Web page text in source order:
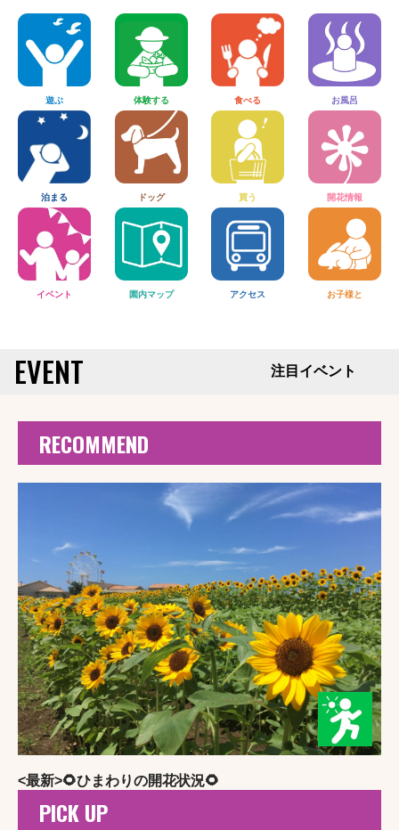
2026.07.09 14:00
10万本のヒマワリの絶景と500発の花火でブチアガ
る！一日中遊び尽くせる夏限定の大型イベント『ブチ
アゲSUMMER！2026 SOLEIL』を7月17日(金)から開
催。
2026.06.18 14:00
【日本最大級】約6,000㎡のじゃぶじゃぶ池がドッグプ
ールに！横須賀・ソレイユの丘で愛犬と楽しむ夏の水
遊びイベントを7月・8月に計4日間開催。
潜入する没入体験型コンテンツ『ソレイユ恐竜島』が
本格始動！
2026.02.26 14:00
「シルバニアファミリー森のマーケット」が2026年3
2026.02.24 14:00
神奈川・長井海の手公園 ソレイユの丘にて、トレーラ
ーハウス宿泊体験型謎解き「Trailer House Mystery」
が2026年3月1日（日）よりスタート
下記日程は DOG LAGOON
開催のため、
じゃぶじゃぶ池はワンちゃん専用の有料エリアとなり
ます。
犬を連れていないお客様は、じゃぶじゃぶ池への入場
ができません。ご理解の程よろしくお願いいたしま
す。
■ 8月29日（土）・30日（日）
下記の日程はメンテナンスのため、じゃぶじゃぶ池を
ご利用いただけません。
■８月3日(月)・4日(火)・5日(水)・６日(木)・7日(金)
一部エリアは利用可能
メンテナンス日はこちらからもご確認いただけます。
園内運営状況
・8/8(土)の運営状況
園内施設の定休日について
園内施設の定休日の確認はこちらから
体験工房の営業について
下記リンクの時間帯は、クッキング体験工房をお休み
いたします。
クラフト体験工房のスケジュール
クッキング体験工房のスケジュール
アトラクション・施設の休止日については
確認ください。
2026.06.21
じゃぶじゃぶ池について大切なお知らせ
2026.06.20
【６月２０日(土)】チャドクガ等危険な害虫が付きや
すいツバキの伐採について
2026.05.25
回数券の内容変更のお知らせ
2025.09.23
遊ぶ 体験する 食べる お風呂
泊まる ドッグ 買う 開花情報
イベント 園内マップ アクセス お子様と
EVENT 注目イベント
RECOMMEND
<最新>🌻ひまわりの開花状況🌻
PICK UP